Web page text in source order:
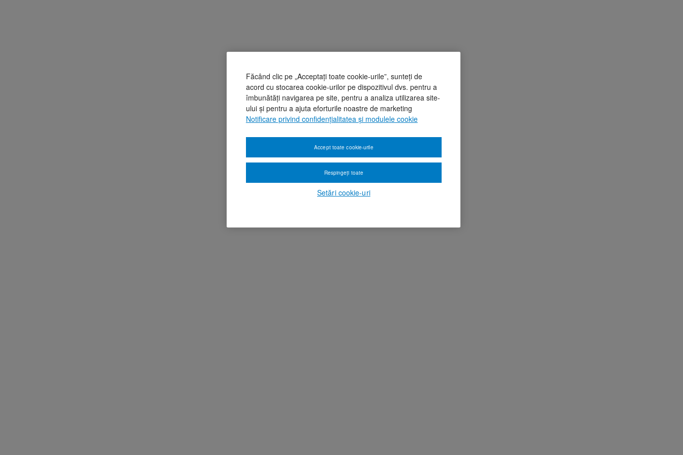
Făcând clic pe „Acceptați toate cookie-urile”, sunteți de
acord cu stocarea cookie-urilor pe dispozitivul dvs. pentru a
îmbunătăți navigarea pe site, pentru a analiza utilizarea site-
ului și pentru a ajuta eforturile noastre de marketing
Notificare privind confidențialitatea și modulele cookie
Setări cookie-uri
Respingeți toate
Accept toate cookie-urile